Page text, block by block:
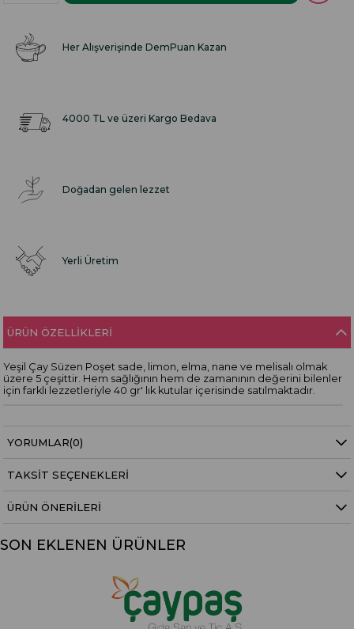
Her Alışverişinde DemPuan Kazan
4000 TL ve üzeri Kargo Bedava
Doğadan gelen lezzet
Yerli Üretim
ÜRÜN ÖZELLIKLERI
Yeşil Çay Süzen Poşet sade, limon, elma, nane ve melisalı olmak
üzere 5 çeşittir. Hem sağlığının hem de zamanının değerini bilenler
için farklı lezzetleriyle 40 gr' lık kutular içerisinde satılmaktadır.
YORUMLAR(0)
TAKSIT SEÇENEKLERI
ÜRÜN ÖNERILERI
SON EKLENEN ÜRÜNLER